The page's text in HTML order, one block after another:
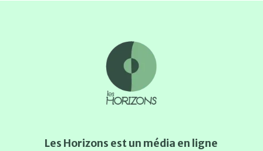
Les Horizons est un média en ligne